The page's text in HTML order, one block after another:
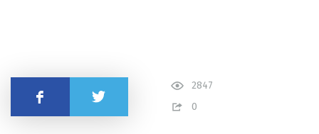
2847
0
Поділитись